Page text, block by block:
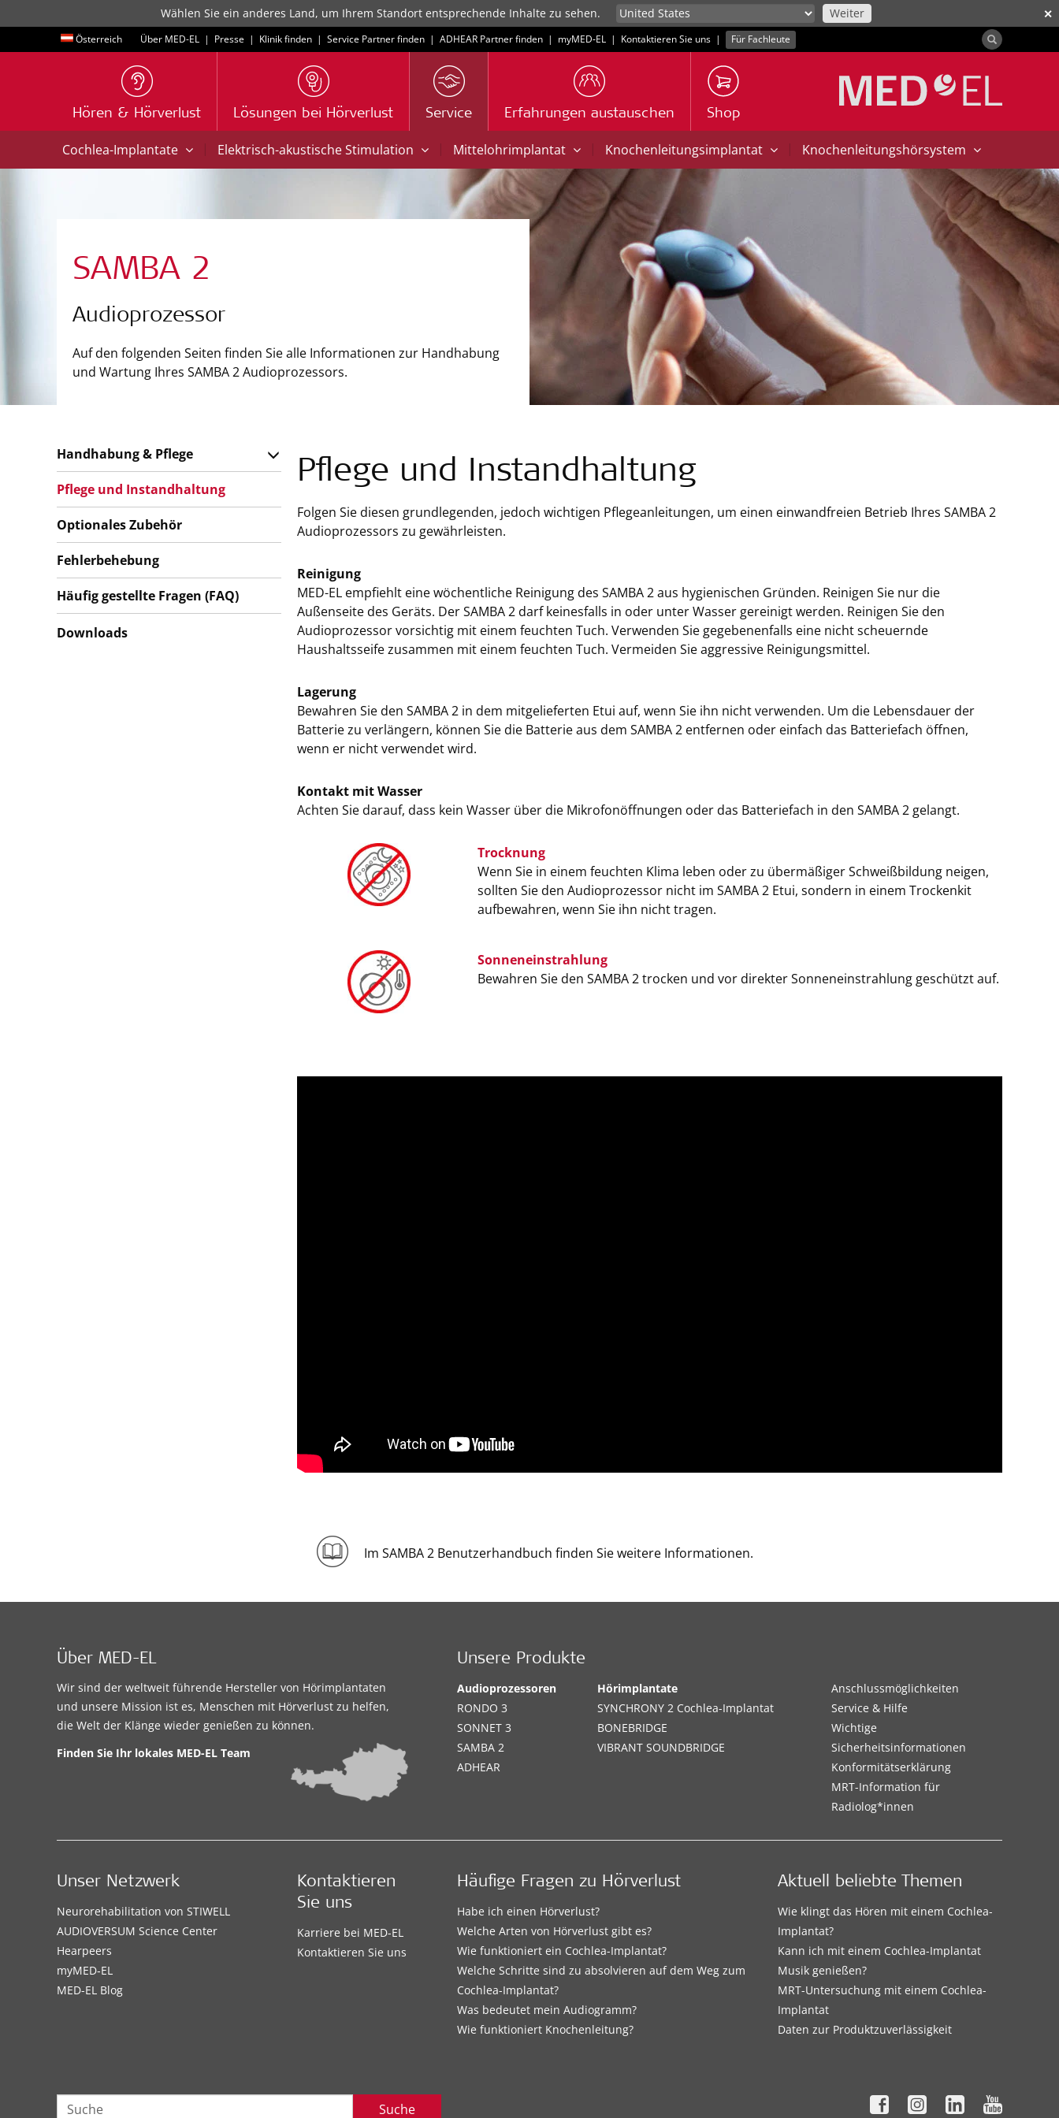
✕
Wählen Sie ein anderes Land, um Ihrem Standort entsprechende Inhalte zu sehen. Weiter
Österreich Über MED-EL | Presse | Klinik finden | Service Partner finden | ADHEAR Partner finden | myMED‑EL | Kontaktieren Sie uns | Für Fachleute
Hören & Hörverlust Lösungen bei Hörverlust Service Erfahrungen austauschen Shop
Cochlea-Implantate | Elektrisch-akustische Stimulation | Mittelohrimplantat | Knochenleitungsimplantat | Knochenleitungshörsystem
SAMBA 2
Audioprozessor
Auf den folgenden Seiten finden Sie alle Informationen zur Handhabung
und Wartung Ihres SAMBA 2 Audioprozessors.
Pflege und Instandhaltung
Folgen Sie diesen grundlegenden, jedoch wichtigen Pflegeanleitungen, um einen einwandfreien Betrieb Ihres SAMBA 2
Audioprozessors zu gewährleisten.
Reinigung
MED-EL empfiehlt eine wöchentliche Reinigung des SAMBA 2 aus hygienischen Gründen. Reinigen Sie nur die
Außenseite des Geräts. Der SAMBA 2 darf keinesfalls in oder unter Wasser gereinigt werden. Reinigen Sie den
Audioprozessor vorsichtig mit einem feuchten Tuch. Verwenden Sie gegebenenfalls eine nicht scheuernde
Haushaltsseife zusammen mit einem feuchten Tuch. Vermeiden Sie aggressive Reinigungsmittel.
Lagerung
Bewahren Sie den SAMBA 2 in dem mitgelieferten Etui auf, wenn Sie ihn nicht verwenden. Um die Lebensdauer der
Batterie zu verlängern, können Sie die Batterie aus dem SAMBA 2 entfernen oder einfach das Batteriefach öffnen,
wenn er nicht verwendet wird.
Kontakt mit Wasser
Achten Sie darauf, dass kein Wasser über die Mikrofonöffnungen oder das Batteriefach in den SAMBA 2 gelangt.
Trocknung
Wenn Sie in einem feuchten Klima leben oder zu übermäßiger Schweißbildung neigen,
sollten Sie den Audioprozessor nicht im SAMBA 2 Etui, sondern in einem Trockenkit
aufbewahren, wenn Sie ihn nicht tragen.
Sonneneinstrahlung
Bewahren Sie den SAMBA 2 trocken und vor direkter Sonneneinstrahlung geschützt auf.
Im SAMBA 2 Benutzerhandbuch finden Sie weitere Informationen.
Handhabung & Pflege
Pflege und Instandhaltung
Optionales Zubehör
Fehlerbehebung
Häufig gestellte Fragen (FAQ)
Downloads
Über MED-EL
Wir sind der weltweit führende Hersteller von Hörimplantaten
und unsere Mission ist es, Menschen mit Hörverlust zu helfen,
die Welt der Klänge wieder genießen zu können.
Finden Sie Ihr lokales MED-EL Team
Unsere Produkte
Audioprozessoren
RONDO 3
SONNET 3
SAMBA 2
ADHEAR
Hörimplantate
SYNCHRONY 2 Cochlea-Implantat
BONEBRIDGE
VIBRANT SOUNDBRIDGE
Anschlussmöglichkeiten
Service & Hilfe
Wichtige
Sicherheitsinformationen
Konformitätserklärung
MRT-Information für
Radiolog*innen
Häufige Fragen zu Hörverlust
Habe ich einen Hörverlust?
Welche Arten von Hörverlust gibt es?
Wie funktioniert ein Cochlea-Implantat?
Welche Schritte sind zu absolvieren auf dem Weg zum
Cochlea-Implantat?
Was bedeutet mein Audiogramm?
Wie funktioniert Knochenleitung?
Aktuell beliebte Themen
Wie klingt das Hören mit einem Cochlea-
Implantat?
Kann ich mit einem Cochlea-Implantat
Musik genießen?
MRT-Untersuchung mit einem Cochlea-
Implantat
Daten zur Produktzuverlässigkeit
Unser Netzwerk
Neurorehabilitation von STIWELL
AUDIOVERSUM Science Center
Hearpeers
myMED‑EL
MED-EL Blog
Kontaktieren
Sie uns
Karriere bei MED-EL
Kontaktieren Sie uns
Suche